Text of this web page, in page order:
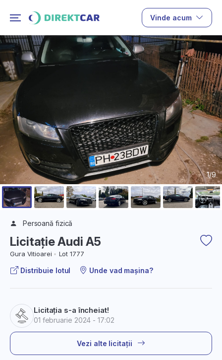
Vinde acum
Licitație Audi A5
Gura Vitioarei Lot 1777
1/9
Persoană fizică
Distribuie lotul Unde vad mașina?
Licitația s-a încheiat!
01 februarie 2024 - 17:02
Vezi alte licitații